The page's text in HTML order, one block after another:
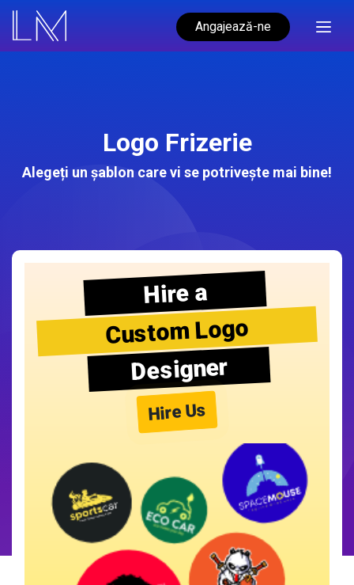
Angajează-ne
Logo Frizerie
Alegeți un șablon care vi se potrivește mai bine!
Hire a
Custom Logo
Designer
Hire Us